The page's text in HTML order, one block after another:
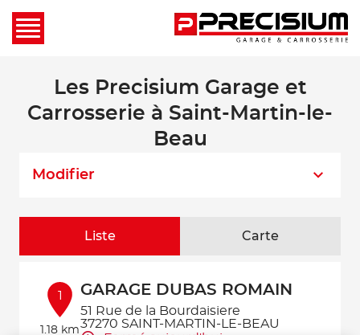
Les Precisium Garage et
Carrosserie à Saint-Martin-le-
Beau
Modifier
Liste Carte
1
1.18 km
GARAGE DUBAS ROMAIN
51 Rue de la Bourdaisiere
37270 SAINT-MARTIN-LE-BEAU